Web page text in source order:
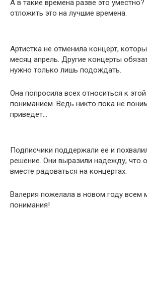
А в такие времена разве это
отложить это на лучшие времена.
Артистка не отменила концерт,
месяц апрель. Другие концерты
нужно только лишь подождать.
Она попросила всех относиться к
пониманием. Ведь никто пока не
приведет…
Подписчики поддержали ее и
решение. Они выразили надежду, что
вместе радоваться на концертах.
Валерия пожелала в новом году всем
понимания!